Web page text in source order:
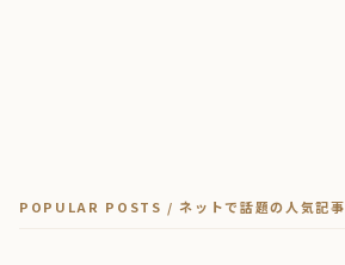
POPULAR POSTS / ネットで話題の人気記事